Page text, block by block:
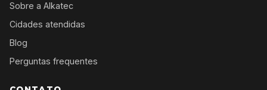
Sobre a Alkatec
Cidades atendidas
Blog
Perguntas frequentes